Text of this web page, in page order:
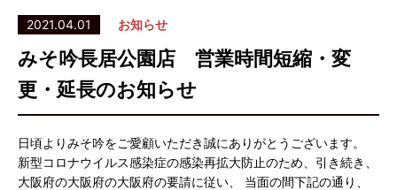
2021.04.01 お知らせ
みそ吟長居公園店 営業時間短縮・変
更・延長のお知らせ
日頃よりみそ吟をご愛顧いただき誠にありがとうございます。
新型コロナウイルス感染症の感染再拡大防止のため、引き続き、
大阪府の大阪府の大阪府の要請に従い、 当面の間下記の通り、